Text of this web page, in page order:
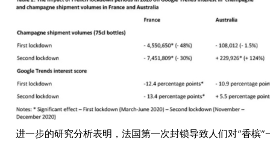
进一步的研究分析表明，法国第一次封锁导致人们对“香槟”